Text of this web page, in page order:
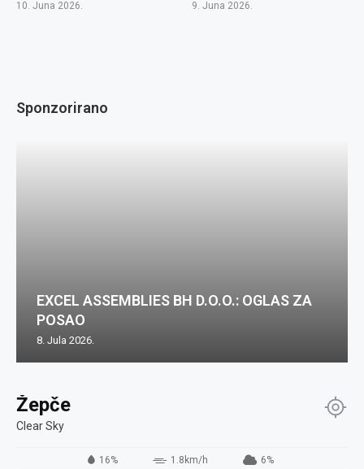
Žepče
Clear Sky
16% 1.8km/h 6%
10. Juna 2026. 9. Juna 2026.
Sponzorirano
EXCEL ASSEMBLIES BH D.O.O.: OGLAS ZA
POSAO
8. Jula 2026.